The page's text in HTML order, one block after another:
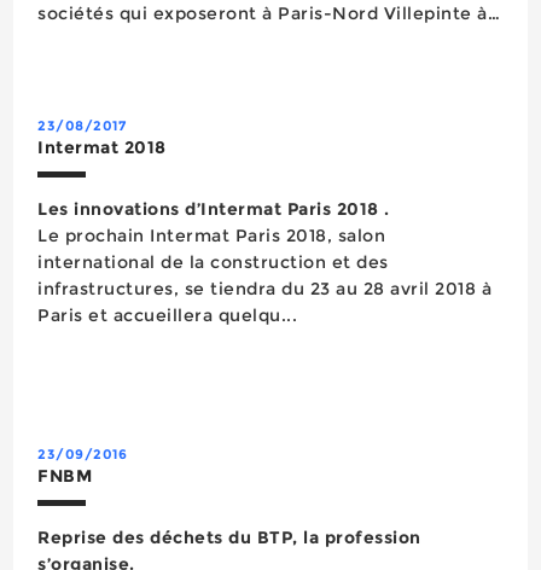
sociétés qui exposeront à Paris-Nord Villepinte à
23/08/2017
Intermat 2018
Les innovations d’Intermat Paris 2018 .
Le prochain Intermat Paris 2018, salon
international de la construction et des
infrastructures, se tiendra du 23 au 28 avril 2018 à
Paris et accueillera quelqu...
23/09/2016
FNBM
Reprise des déchets du BTP, la profession
s’organise.